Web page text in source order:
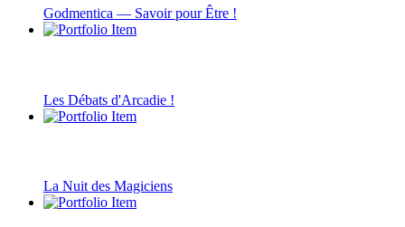
Godmentica — Savoir pour Être !
Les Débats d'Arcadie !
La Nuit des Magiciens